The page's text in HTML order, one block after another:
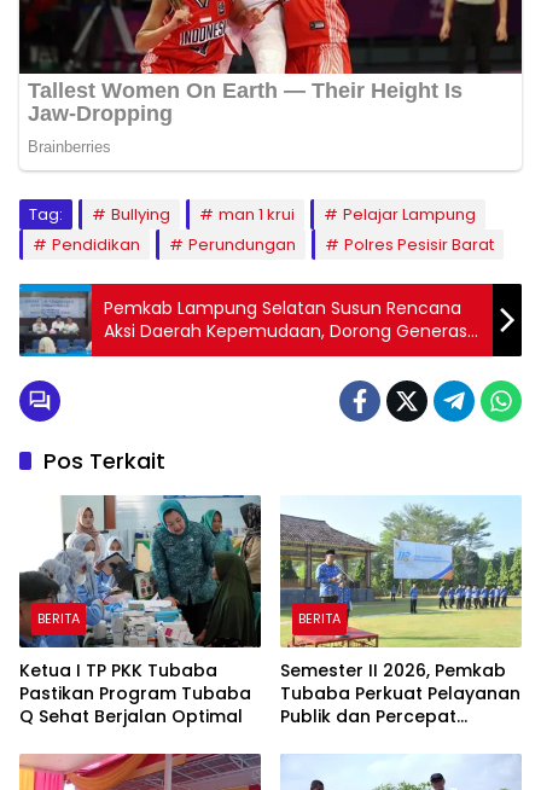
Tag: Bullying man 1 krui
Pelajar Lampung
Pendidikan
Perundungan Polres Pesisir Barat
Pemkab Lampung Selatan Susun Rencana
Aksi Daerah Kepemudaan, Dorong Generasi
Muda Tangguh dan Berdaya Saing
Pos Terkait
BERITA
Ketua I TP PKK Tubaba
Pastikan Program Tubaba
Q Sehat Berjalan Optimal
BERITA
Semester II 2026, Pemkab
Tubaba Perkuat Pelayanan
Publik dan Percepat